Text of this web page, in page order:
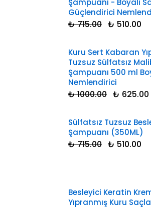
Şampuanı - Boyalı
Güçlendirici
₺ 715.00 ₺ 510.00
Kuru Sert Kabaran
Tuzsuz Sülfatsız
Şampuanı 500 ml
Nemlendirici
₺ 1000.00 ₺ 625.00
Sülfatsız Tuzsuz
Şampuanı (350ML)
₺ 715.00 ₺ 510.00
Besleyici Keratin
Yıpranmış Kuru